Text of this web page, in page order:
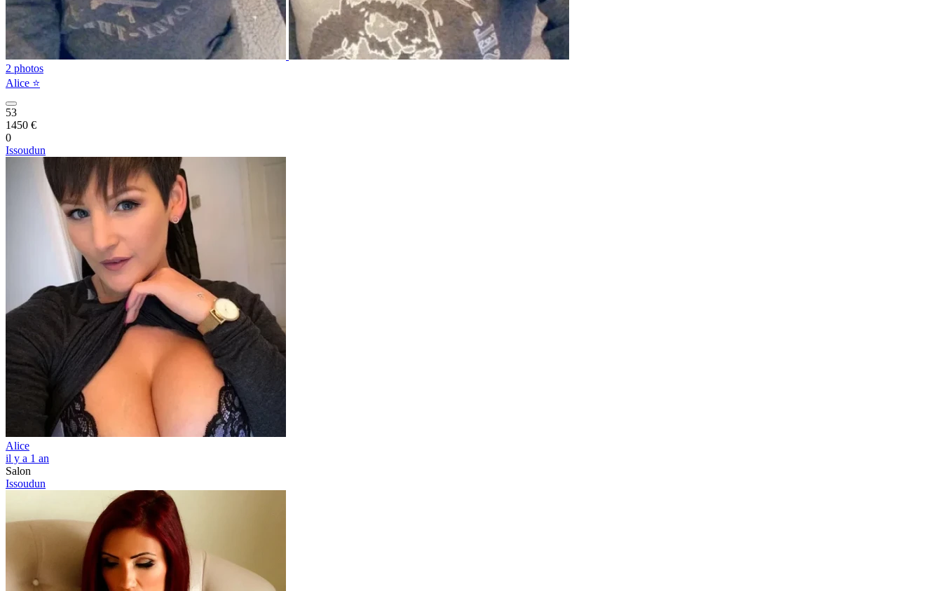
2 photos
Alice ⭐️
53
1450 €
0
Issoudun
Alice
il y a 1 an
Salon
Issoudun